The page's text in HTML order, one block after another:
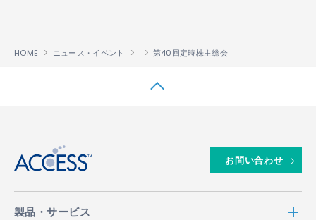
HOME ニュース・イベント 第40回定時株主総会
お問い合わせ
製品・サービス